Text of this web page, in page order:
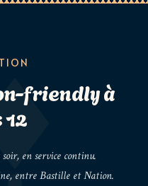
friendly à
en service continu.
entre Bastille et Nation.